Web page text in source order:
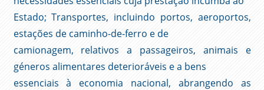
Estado; Transportes, incluindo portos, aeroportos,
estações de caminho-de-ferro e de
camionagem, relativos a passageiros, animais e
géneros alimentares deterioráveis e a bens
essenciais à economia nacional, abrangendo as